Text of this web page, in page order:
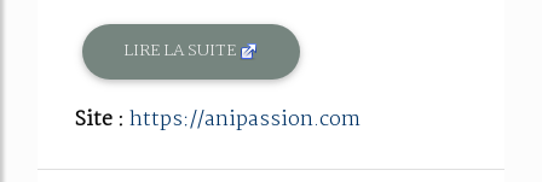
LIRE LA SUITE
Site : https://anipassion.com